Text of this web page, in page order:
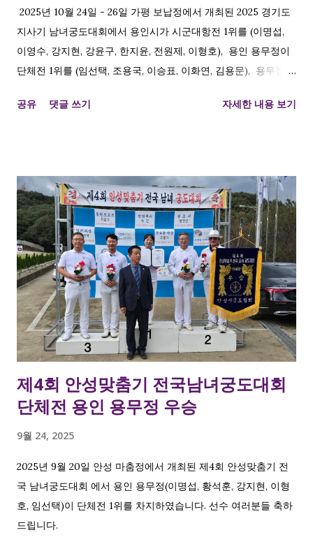
2025년 10월 24일 - 26일 가평 보납정에서 개최된 2025 경기도
지사기 남녀궁도대회에서 용인시가 시군대항전 1위를 (이명섭,
이영수, 강지현, 강윤구, 한지윤, 전원제, 이형호), 용인 용무정이
단체전 1위를 (임선택, 조용국, 이승표, 이화연, 김용문), 용무정
성부 1위 를 차지하였습니다. 용인시와 용무정에서 해당 대회 종
전 장년부 1위 김용문접장 개인전 여성부 1위 강지현 접장
공유 댓글 쓰기 자세한 내용 보기
제4회 안성맞춤기 전국남녀궁도대회
단체전 용인 용무정 우승
9월 24, 2025
2025년 9월 20일 안성 마춤정에서 개최된 제4회 안성맞춤기 전
국 남녀궁도대회 에서 용인 용무정(이명섭, 황석훈, 강지현, 이형
호, 임선택)이 단체전 1위를 차지하였습니다. 선수 여러분들 축하
드립니다.